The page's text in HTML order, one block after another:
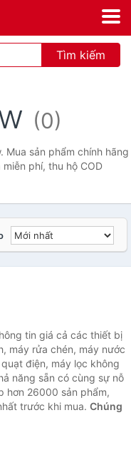
Tìm kiếm
(0)
Mua sản phẩm chính hãng
phí, thu hộ COD
tin giá cả các thiết bị
máy rửa chén, máy nước
điện, máy lọc không
năng sẵn có cùng sự nỗ
hơn 26000 sản phẩm,
trước khi mua. Chúng